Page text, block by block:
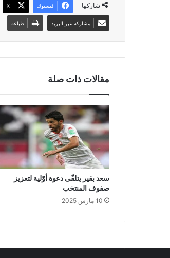
شاركها فيسبوك ‫X
مشاركة عبر البريد طباعة
مقالات ذات صلة
سعد بقير يتلقّى دعوة أوّلية لتعزيز
صفوف المنتخب
10 مارس 2025